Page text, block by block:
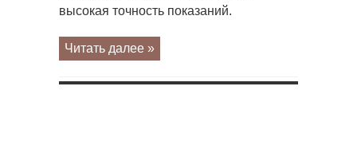
высокая точность показаний.
Читать далее »